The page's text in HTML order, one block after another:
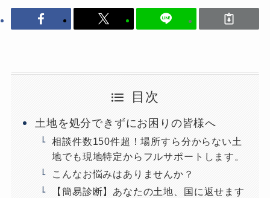
目次
土地を処分できずにお困りの皆様へ
相談件数150件超！場所すら分からない土
地でも現地特定からフルサポートします。
こんなお悩みはありませんか？
【簡易診断】あなたの土地、国に返せます